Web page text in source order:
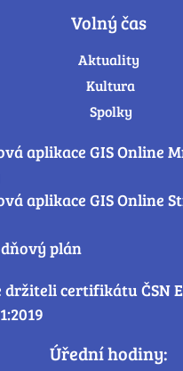
Volný čas
Aktuality
Kultura
Spolky
aplikace GIS Online
aplikace GIS Online
plán
držiteli certifikátu ČSN
Úřední hodiny: